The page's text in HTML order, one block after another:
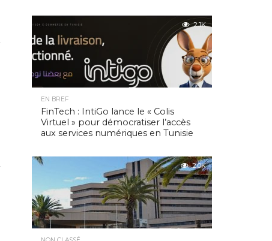
2.1K
EN BREF
FinTech : IntiGo lance le « Colis
Virtuel » pour démocratiser l’accès
aux services numériques en Tunisie
2.0K